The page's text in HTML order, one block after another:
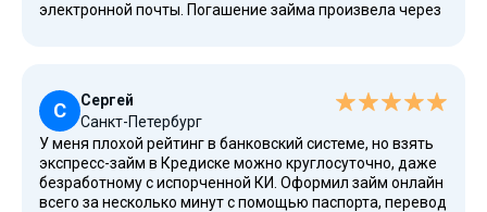
электронной почты. Погашение займа произвела через
С
Сергей
Санкт-Петербург
У меня плохой рейтинг в банковский системе, но взять
экспресс-займ в Кредиске можно круглосуточно, даже
безработному с испорченной КИ. Оформил займ онлайн
всего за несколько минут с помощью паспорта, перевод